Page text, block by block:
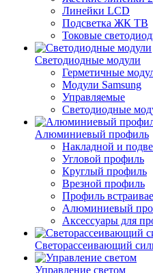
Линейки LCD
Подсветка ЖК ТВ
Токовые
Светодиодные модули
Герметичные
Модули Samsung
Управляемые
Светодиодные
Алюминиевый профиль
Накладной и
Угловой профиль
Круглый профиль
Врезной профиль
Профиль
Алюминиевый
Аксессуары для
Светорассеивающий
Управление светом